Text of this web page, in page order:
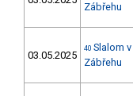
Zábřehu
03.05.2025
40 Slalom v
Zábřehu